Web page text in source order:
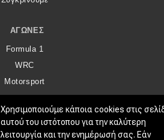
ΑΓΏΝΕΣ
Formula 1
WRC
Motorsport
Eco
Νέα
Χρησιμοποιούμε κάποια cookies στις
αυτού του ιστότοπου για την καλύτερη
λειτουργία και την ενημέρωσή σας. Εάν